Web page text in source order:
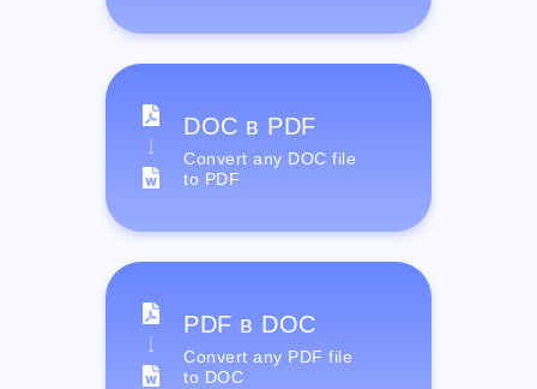
DOC в PDF
Convert any DOC file
to PDF
PDF в DOC
Convert any PDF file
to DOC